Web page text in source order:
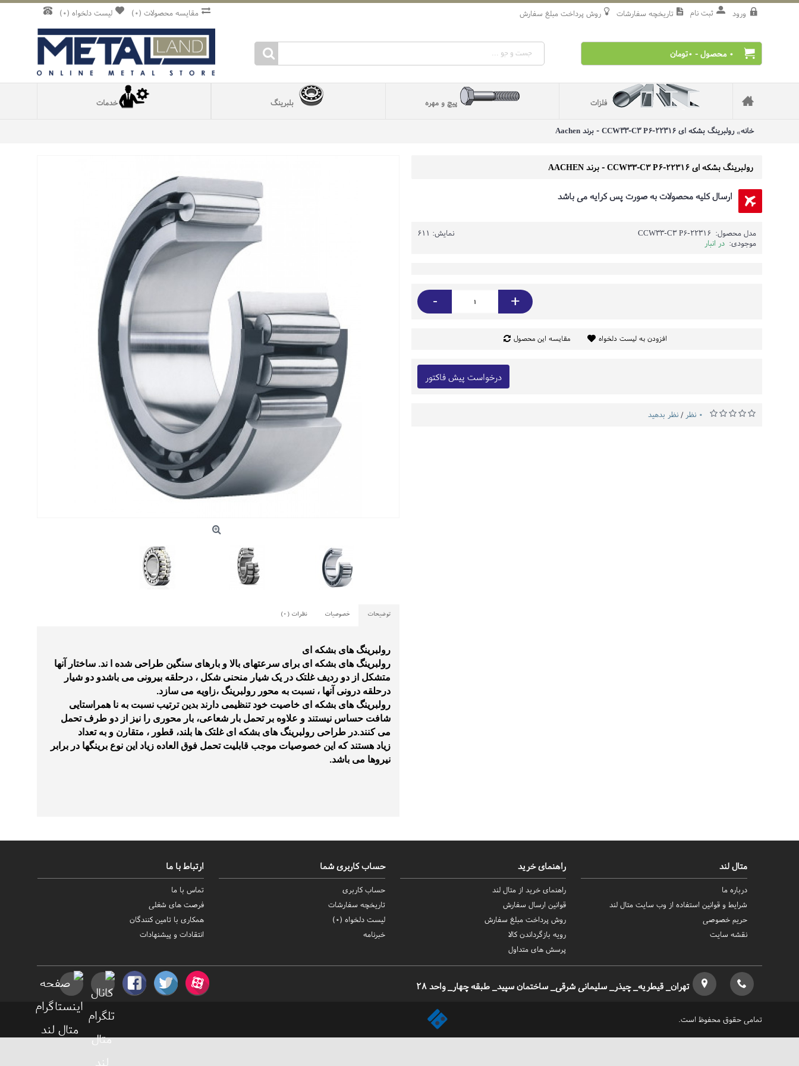
لیست دلخواه (0
) مقایسه محصولات (0
) روش‌ پرداخت مبلغ سفارش تاریخچه سفارشات ثبت نام ورود
0 محصول - 0تومان
فلزات پیچ و مهره بلبرینگ خدمات
خانه رولبرینگ بشکه ای 22316-CCW33-C3 P6 - برند Aachen
توضیحات خصوصیات نظرات (0)
رولبرینگ های بشکه ای
رولبرینگ های بشکه ای برای سرعتهای بالا و بارهای سنگین طراحی شده ا ند. ساختار آنها
متشکل از دو ردیف غلتک در یک شیار منحنی شکل ، درحلقه بیرونی می باشدو دو شیار
درحلقه درونی آنها ، نسبت به محور رولبرینگ ،زاویه می سازد.
رولبرینگ های بشکه ای خاصیت خود تنظیمی دارند بدین ترتیب نسبت به نا همراستایی
شافت حساس نیستند و علاوه بر تحمل بار شعاعی، بار محوری را نیز از دو طرف تحمل
می کنند.در طراحی رولبرینگ های بشکه ای غلتک ها بلند، قطور ، متقارن و به تعداد
زیاد هستند که این خصوصیات موجب قابلیت تحمل فوق العاده زیاد این نوع برینگها در برابر
نیروها می باشد.
رولبرینگ بشکه ای 22316-CCW33-C3 P6 - برند AACHEN
ارسال کلیه محصولات به صورت پس کرایه می باشد
نمایش: 611 مدل محصول: 22316-CCW33-C3 P6
موجودی: در انبار
- +
افزودن به لیست دلخواه مقایسه این محصول
درخواست پیش فاکتور
0 نظر / نظر بدهید
متال لند
درباره ما
شرایط و قوانین استفاده از وب سایت متال لند
حریم خصوصی
نقشه سایت
راهنمای خرید
راهنمای خرید از متال لند
قوانین ارسال سفارش
روش‌ پرداخت مبلغ سفارش
رویه بازگرداندن کالا
پرسش های متداول
حساب کاربری شما
حساب کاربری
تاریخچه سفارشات
لیست دلخواه (0
)
خبرنامه
ارتباط با ما
تماس با ما
فرصت های شغلی
همکاری با تامین کنندگان
انتقادات و پیشنهادات
تهران_ قیطریه_ چیذر_ سلیمانی شرقی_ ساختمان سپید_ طبقه چهار_ واحد 28
تمامی حقوق محفوظ است.